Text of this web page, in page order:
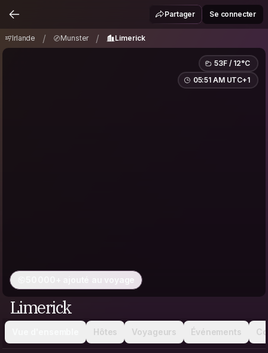
LimerickPartager Se connecter
Irlande / Munster / Limerick
53F / 12°C
05:51 AM UTC+1
50 000+ ajouté au voyage
Limerick
Hôtes Voyageurs Événements